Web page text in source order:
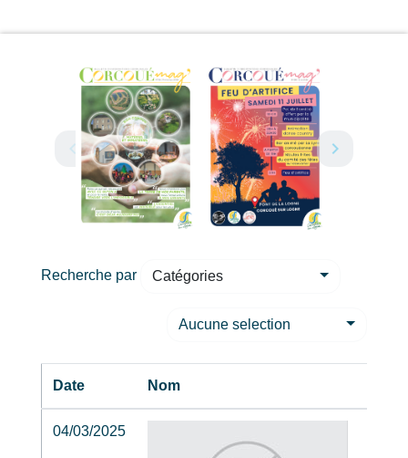
Recherche par Catégories
Aucune selection
Date Nom
04/03/2025